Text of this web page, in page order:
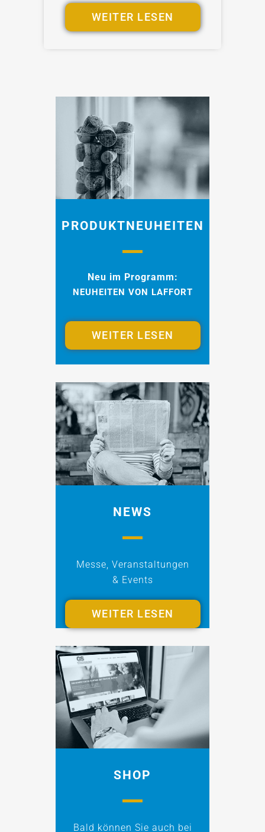
WEITER LESEN
PRODUKTNEUHEITEN
Neu im Programm:
NEUHEITEN VON LAFFORT
WEITER LESEN
NEWS
Messe, Veranstaltungen
& Events
WEITER LESEN
SHOP
Bald können Sie auch bei